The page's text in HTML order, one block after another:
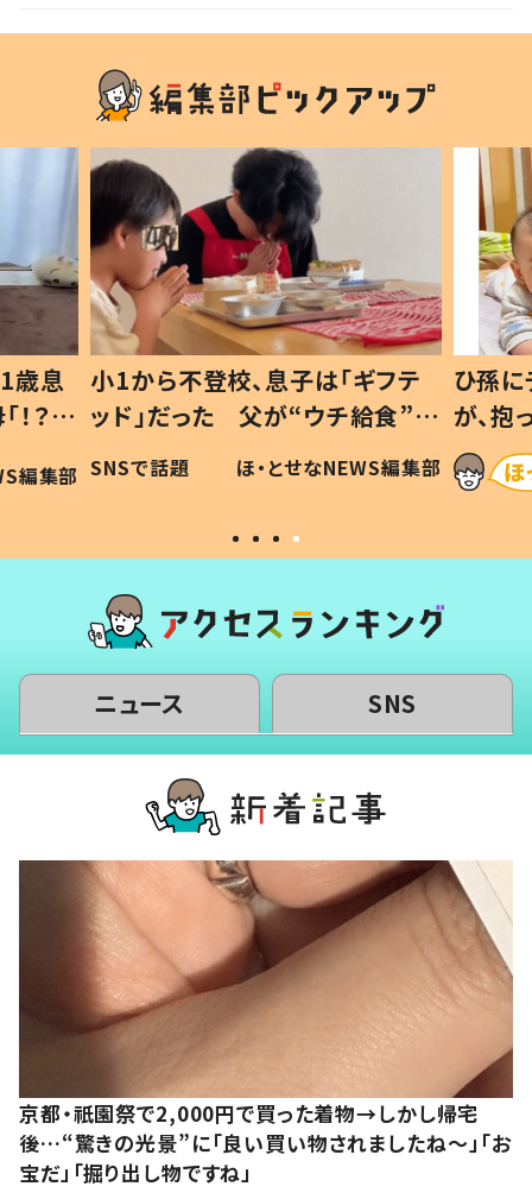
歳息
？」
編集部
小1から不登校、息子は「ギフテ
ッド」だった 父が“ウチ給食”を
作り続ける理由とは #令和の親
#令和の子
SNSで話題 ほ・とせなNEWS編集部
ひ孫
が、
「涙が
い」
ニュース SNS
京都・祇園祭で2,000円で買った着物→しかし帰宅
後…“驚きの光景”に「良い買い物されましたね～」「お
宝だ」「掘り出し物ですね」